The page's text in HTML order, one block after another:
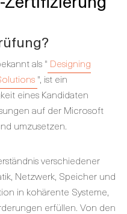
als " Designing
", ist ein
eines Kandidaten
auf der Microsoft
umzusetzen.
verschiedener
Netzwerk, Speicher und
in kohärente Systeme,
erfüllen. Von den